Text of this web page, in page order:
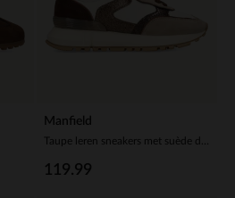
Manfield
119.99